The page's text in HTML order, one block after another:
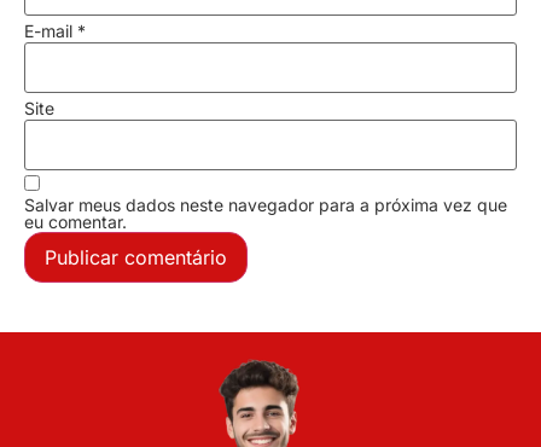
E-mail *
Site
Salvar meus dados neste navegador para a próxima vez que
eu comentar.